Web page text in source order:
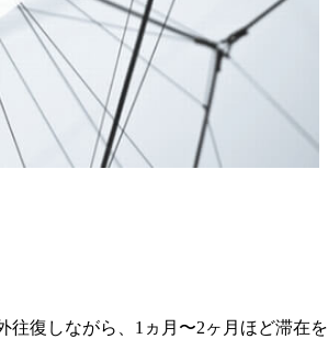
復しながら、1ヵ月〜2ヶ月ほど滞在を